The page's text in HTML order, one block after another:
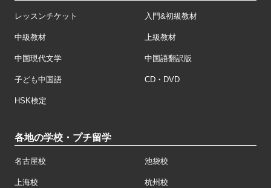
レッスンチケット 入門&初級教材
中級教材 上級教材
中国現代文学 中国語翻訳版
子ども中国語 CD・DVD
HSK検定
各地の学校・プチ留学
名古屋校 池袋校
上海校 杭州校